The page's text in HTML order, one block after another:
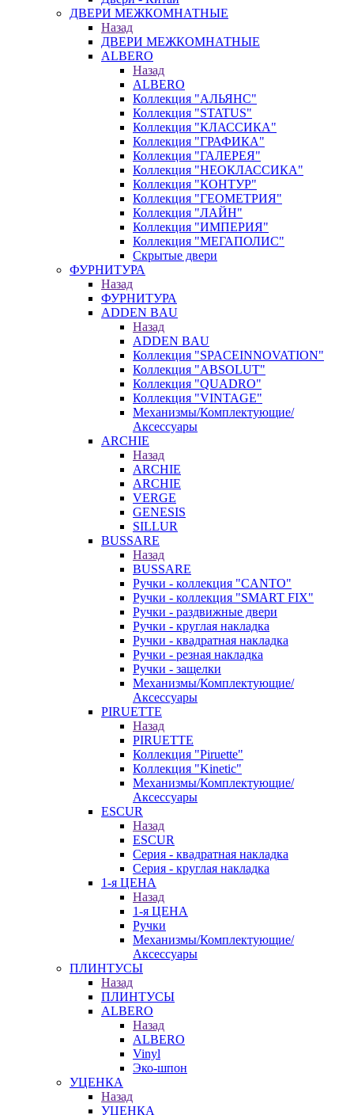
ДВЕРИ МЕЖКОМНАТНЫЕ
Назад
ДВЕРИ МЕЖКОМНАТНЫЕ
ALBERO
Назад
ALBERO
Коллекция "АЛЬЯНС"
Коллекция "STATUS"
Коллекция "КЛАССИКА"
Коллекция "ГРАФИКА"
Коллекция "ГАЛЕРЕЯ"
Коллекция "НЕОКЛАССИКА"
Коллекция "КОНТУР"
Коллекция "ГЕОМЕТРИЯ"
Коллекция "ЛАЙН"
Коллекция "ИМПЕРИЯ"
Коллекция "МЕГАПОЛИС"
Скрытые двери
ФУРНИТУРА
Назад
ФУРНИТУРА
ADDEN BAU
Назад
ADDEN BAU
Коллекция "SPACEINNOVATION"
Коллекция "ABSOLUT"
Коллекция "QUADRO"
Коллекция "VINTAGE"
Механизмы/Комплектующие/
Аксессуары
ARCHIE
Назад
ARCHIE
ARCHIE
VERGE
GENESIS
SILLUR
BUSSARE
Назад
BUSSARE
Ручки - коллекция "CANTO"
Ручки - коллекция "SMART FIX"
Ручки - раздвижные двери
Ручки - круглая накладка
Ручки - квадратная накладка
Ручки - резная накладка
Ручки - защелки
Механизмы/Комплектующие/
Аксессуары
PIRUETTE
Назад
PIRUETTE
Коллекция "Piruette"
Коллекция "Kinetic"
Механизмы/Комплектующие/
Аксессуары
ESCUR
Назад
ESCUR
Серия - квадратная накладка
Серия - круглая накладка
1-я ЦЕНА
Назад
1-я ЦЕНА
Ручки
Механизмы/Комплектующие/
Аксессуары
ПЛИНТУСЫ
Назад
ПЛИНТУСЫ
ALBERO
Назад
ALBERO
Vinyl
Эко-шпон
УЦЕНКА
Назад
УЦЕНКА